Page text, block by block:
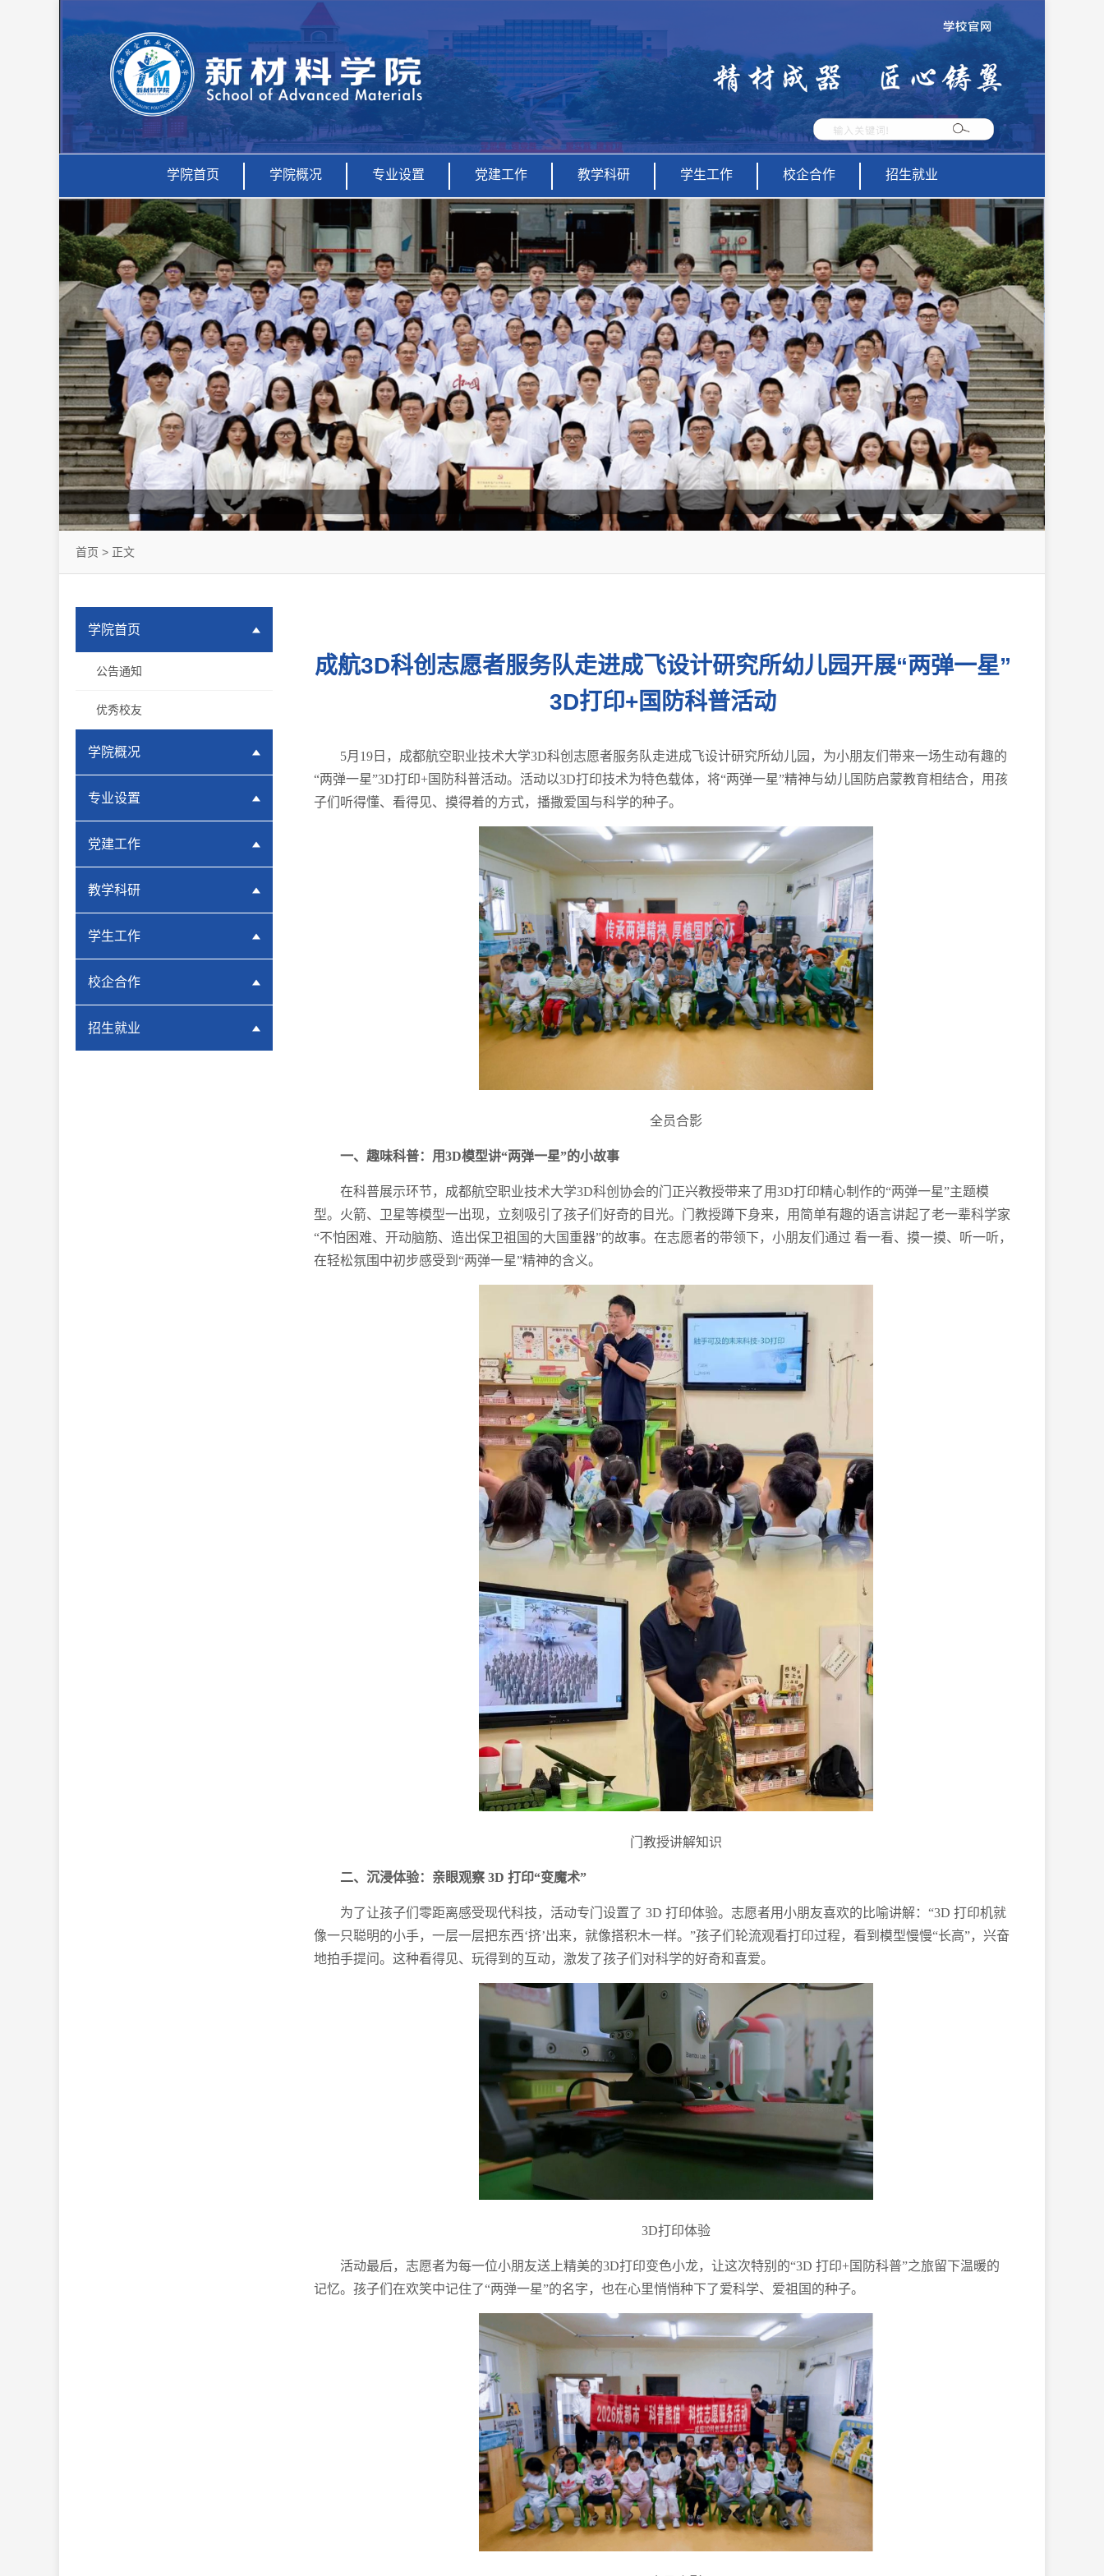
学院首页 学院概况 专业设置 党建工作 教学科研 学生工作 校企合作 招生就业
首页 > 正文
学院首页
公告通知
优秀校友
学院概况
专业设置
党建工作
教学科研
学生工作
校企合作
招生就业
成航3D科创志愿者服务队走进成飞设计研究所幼儿园开展“两弹一星”
3D打印+国防科普活动
5月19日，成都航空职业技术大学3D科创志愿者服务队走进成飞设计研究所幼儿园，为小朋友们带来一场生动有趣的
“两弹一星”3D打印+国防科普活动。活动以3D打印技术为特色载体，将“两弹一星”精神与幼儿国防启蒙教育相结合，用孩
子们听得懂、看得见、摸得着的方式，播撒爱国与科学的种子。
全员合影
一、趣味科普：用3D模型讲“两弹一星”的小故事
在科普展示环节，成都航空职业技术大学3D科创协会的门正兴教授带来了用3D打印精心制作的“两弹一星”主题模
型。火箭、卫星等模型一出现，立刻吸引了孩子们好奇的目光。门教授蹲下身来，用简单有趣的语言讲起了老一辈科学家
“不怕困难、开动脑筋、造出保卫祖国的大国重器”的故事。在志愿者的带领下，小朋友们通过 看一看、摸一摸、听一听，
在轻松氛围中初步感受到“两弹一星”精神的含义。
门教授讲解知识
二、沉浸体验：亲眼观察 3D 打印“变魔术”
为了让孩子们零距离感受现代科技，活动专门设置了 3D 打印体验。志愿者用小朋友喜欢的比喻讲解：“3D 打印机就
像一只聪明的小手，一层一层把东西‘挤’出来，就像搭积木一样。”孩子们轮流观看打印过程，看到模型慢慢“长高”，兴奋
地拍手提问。这种看得见、玩得到的互动，激发了孩子们对科学的好奇和喜爱。
3D打印体验
活动最后，志愿者为每一位小朋友送上精美的3D打印变色小龙，让这次特别的“3D 打印+国防科普”之旅留下温暖的
记忆。孩子们在欢笑中记住了“两弹一星”的名字，也在心里悄悄种下了爱科学、爱祖国的种子。